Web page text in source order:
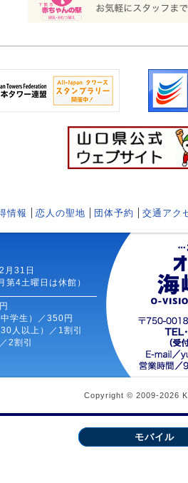
情報 恋人の聖地 団体予約 交通アク
月31日
第4土曜日は休館）
学生）／350円
人以上）／1割引
2割引
Copyright © 2009-2026
モバイル